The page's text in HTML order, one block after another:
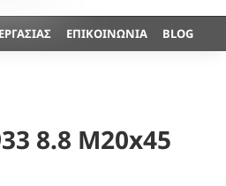
ΕΠΙΚΟΙΝΩΝΊΑ BLOG
8.8 Μ20x45